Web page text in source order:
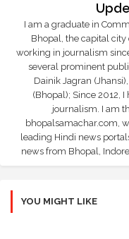
I am a graduate in
Bhopal, the capital city
working in journalism
several prominent
Dainik Jagran
(Bhopal); Since 2012,
journalism. I am
bhopalsamachar.com,
leading Hindi news
news from Bhopal,
YOU MIGHT LIKE